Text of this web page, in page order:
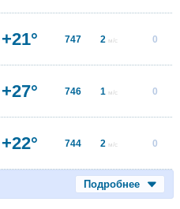
+21° 747 2 м/с 0
+27° 746 1 м/с 0
+22° 744 2 м/с 0
Подробнее